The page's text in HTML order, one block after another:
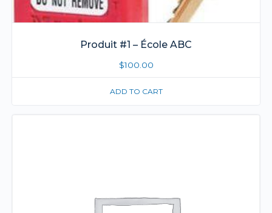
Produit #1 – École ABC
$100.00
ADD TO CART